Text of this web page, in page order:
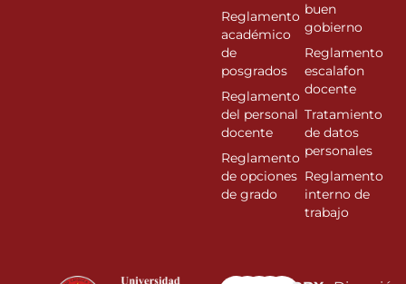
Reglamento
académico
de
posgrados
Reglamento
del personal
docente
Reglamento
de opciones
de grado
buen
gobierno
Reglamento
escalafon
docente
Tratamiento
de datos
personales
Reglamento
interno de
trabajo